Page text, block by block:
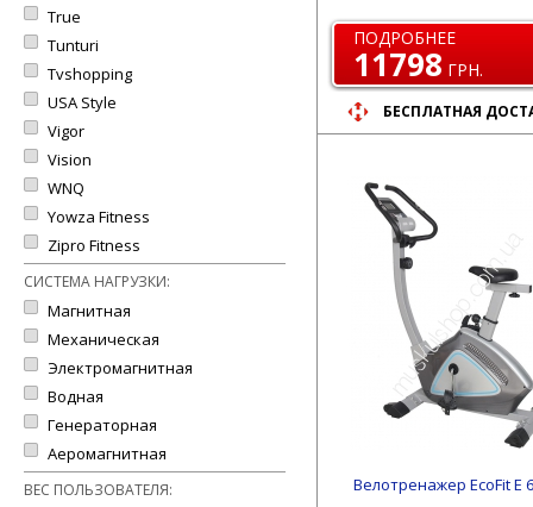
True
Tunturi
Tvshopping
USA Style
Vigor
Vision
WNQ
Yowza Fitness
Zipro Fitness
СИСТЕМА НАГРУЗКИ:
Магнитная
Механическая
Электромагнитная
Водная
Генераторная
Аеромагнитная
ВЕС ПОЛЬЗОВАТЕЛЯ:
ПОДРОБНЕЕ
11798 ГРН.
БЕСПЛАТНАЯ
Велотренажер EcoFit E